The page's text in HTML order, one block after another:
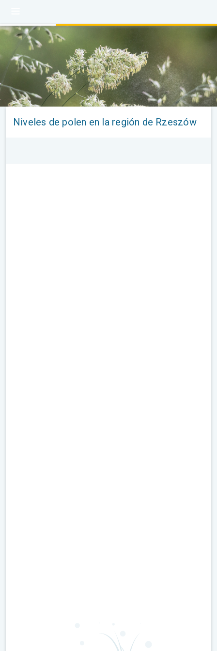
Niveles de polen en la región de Rzeszów